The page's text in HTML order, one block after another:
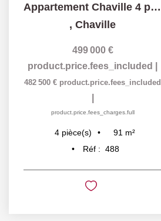
Appartement Chaville 4 pièce(s) 91 m2
, Chaville
499 000 €
product.price.fees_included
482 500 € product.price.fees_included
product.price.fees_charges.full
4 pièce(s) 91 m²
Réf : 488